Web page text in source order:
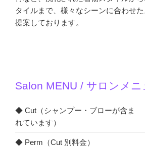
タイルまで、様々なシーンに合わせ
提案しております。
Salon MENU / サロンメニ
◆ Cut（シャンプー・ブローが含ま
れています）
◆ Perm（Cut 別料金）